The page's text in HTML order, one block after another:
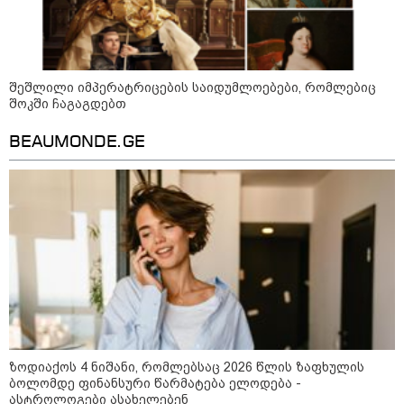
გადასარჩენად შევიდა,
მაშველებმა გარდაცვლილი
იპოვეს
კატეგორიის ყველა სიახლე
პაატა ზაქარეიშვილის მწვავე
პასუხი გიორგი ბარამიძის
სკანდალურ განცხადებაზე -
"ყველაფერი დეტალურად ვიცი...
კამანში მოკლული ქართველები მე
გადმოვასვენე... ბარამიძე კი
ტყუის"
აგვისტოს ომში, გორში
საბრძოლო ნათლობა მიღებული
რუსული „ისკანდერი“ დღეს კიევის
მთავარ კოშმარად იქცა
შეშლილი იმპერატრიცების საიდუმლოებები, რომლებიც
შოკში ჩაგაგდებთ
BEAUMONDE.GE
ზოდიაქოს 4 ნიშანი, რომლებსაც 2026 წლის ზაფხულის
ბოლომდე ფინანსური წარმატება ელოდება -
ასტროლოგები ასახელებენ